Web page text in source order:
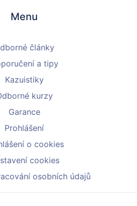
Menu
články
a tipy
Kazuistiky
kurzy
Garance
Prohlášení
o cookies
cookies
osobních údajů